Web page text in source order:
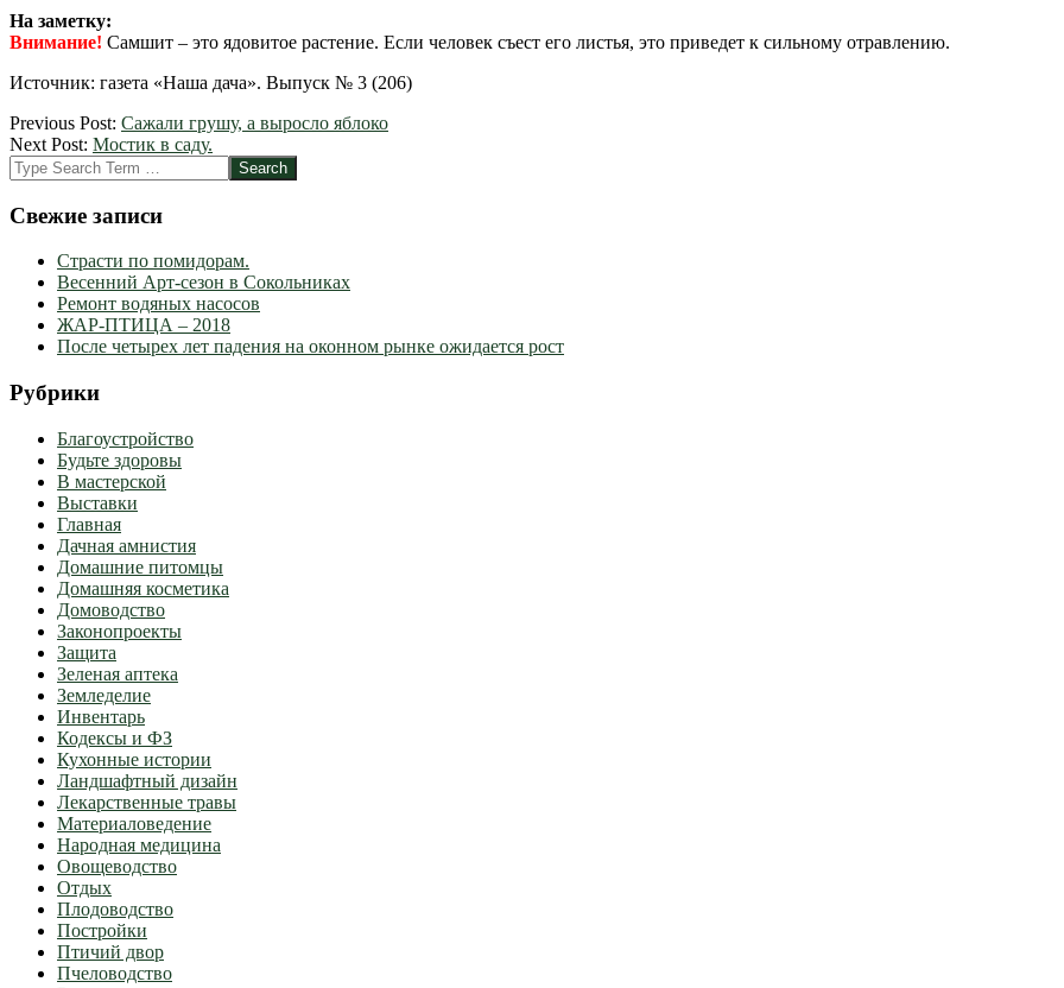
На заметку:
Внимание! Самшит – это ядовитое растение. Если человек съест его листья, это приведет к сильному отравлению.
Источник: газета «Наша дача». Выпуск № 3 (206)
2012-
03-
29
Previous Post: Сажали грушу, а выросло яблоко
Next Post: Мостик в саду.
Search
Свежие записи
Страсти по помидорам.
Весенний Арт-сезон в Сокольниках
Ремонт водяных насосов
ЖАР-ПТИЦА – 2018
После четырех лет падения на оконном рынке ожидается рост
Рубрики
Благоустройство
Будьте здоровы
В мастерской
Выставки
Главная
Дачная амнистия
Домашние питомцы
Домашняя косметика
Домоводство
Законопроекты
Защита
Зеленая аптека
Земледелие
Инвентарь
Кодексы и ФЗ
Кухонные истории
Ландшафтный дизайн
Лекарственные травы
Материаловедение
Народная медицина
Овощеводство
Отдых
Плодоводство
Постройки
Птичий двор
Пчеловодство